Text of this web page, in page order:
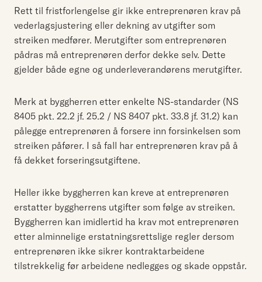
Rett til fristforlengelse gir ikke entreprenøren krav på
vederlagsjustering eller dekning av utgifter som
streiken medfører. Merutgifter som entreprenøren
pådras må entreprenøren derfor dekke selv. Dette
gjelder både egne og underleverandørens merutgifter.
Merk at byggherren etter enkelte NS-standarder (NS
8405 pkt. 22.2 jf. 25.2 / NS 8407 pkt. 33.8 jf. 31.2) kan
pålegge entreprenøren å forsere inn forsinkelsen som
streiken påfører. I så fall har entreprenøren krav på å
få dekket forseringsutgiftene.
Heller ikke byggherren kan kreve at entreprenøren
erstatter byggherrens utgifter som følge av streiken.
Byggherren kan imidlertid ha krav mot entreprenøren
etter alminnelige erstatningsrettslige regler dersom
entreprenøren ikke sikrer kontraktarbeidene
tilstrekkelig før arbeidene nedlegges og skade oppstår.